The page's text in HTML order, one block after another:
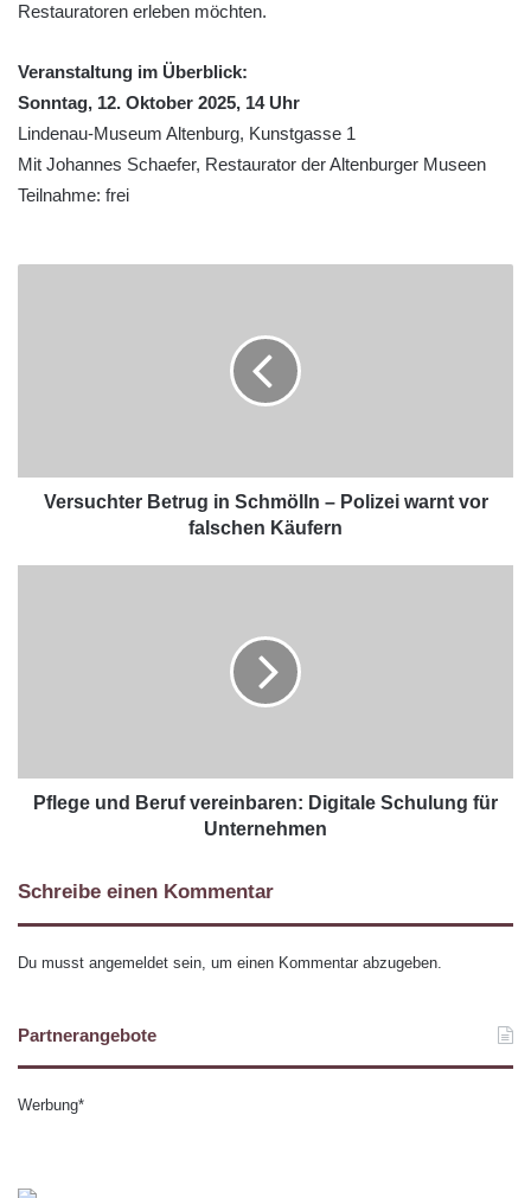
Restauratoren erleben möchten.
Veranstaltung im Überblick:
Sonntag, 12. Oktober 2025, 14 Uhr
Lindenau-Museum Altenburg, Kunstgasse 1
Mit Johannes Schaefer, Restaurator der Altenburger Museen
Teilnahme: frei
Versuchter Betrug in Schmölln – Polizei warnt vor
falschen Käufern
Pflege und Beruf vereinbaren: Digitale Schulung für
Unternehmen
Schreibe einen Kommentar
Du musst angemeldet sein, um einen Kommentar abzugeben.
Partnerangebote
Werbung*